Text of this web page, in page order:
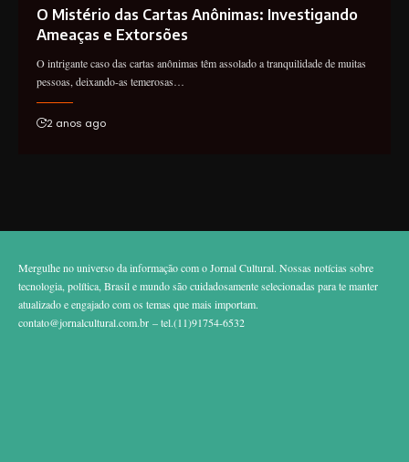
O Mistério das Cartas Anônimas: Investigando
Ameaças e Extorsões
O intrigante caso das cartas anônimas têm assolado a tranquilidade de muitas
pessoas, deixando-as temerosas…
2 anos ago
Mergulhe no universo da informação com o Jornal Cultural. Nossas notícias sobre
tecnologia, política, Brasil e mundo são cuidadosamente selecionadas para te manter
atualizado e engajado com os temas que mais importam.
contato@jornalcultural.com.br – tel.(11)91754-6532